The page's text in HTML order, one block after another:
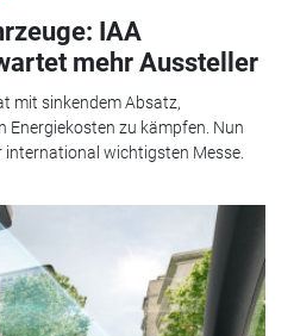
IAA
mehr Aussteller
mit sinkendem Absatz,
Energiekosten zu kämpfen. Nun
wichtigsten Messe.